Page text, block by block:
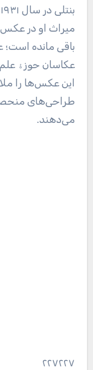
میراث او در
باقی مانده است؛
عکاسان حوزۀ علم
این عکس‌ها را
طراحی‌های منحصر
می‌دهند.
۲۲۷۲۲۷